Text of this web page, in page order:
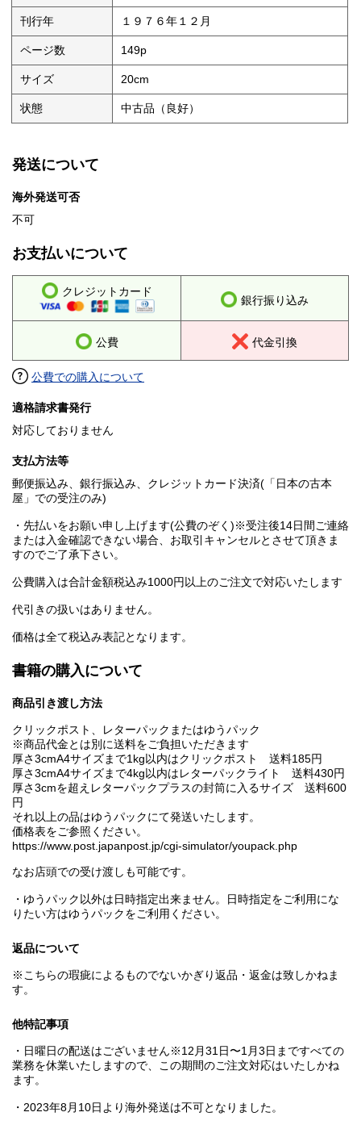
刊行年 １９７６年１２月
ページ数 149p
サイズ 20cm
状態 中古品（良好）
発送について
海外発送可否
不可
お支払いについて
クレジットカード
銀行振り込み
公費 代金引換
公費での購入について
適格請求書発行
対応しておりません
支払方法等
郵便振込み、銀行振込み、クレジットカード決済(「日本の古本
屋」での受注のみ)
・先払いをお願い申し上げます(公費のぞく)※受注後14日間ご連絡
または入金確認できない場合、お取引キャンセルとさせて頂きま
すのでご了承下さい。
公費購入は合計金額税込み1000円以上のご注文で対応いたします
代引きの扱いはありません。
価格は全て税込み表記となります。
書籍の購入について
商品引き渡し方法
クリックポスト、レターパックまたはゆうパック
※商品代金とは別に送料をご負担いただきます
厚さ3cmA4サイズまで1kg以内はクリックポスト 送料185円
厚さ3cmA4サイズまで4kg以内はレターパックライト 送料430円
厚さ3cmを超えレターパックプラスの封筒に入るサイズ 送料600
円
それ以上の品はゆうパックにて発送いたします。
価格表をご参照ください。
https://www.post.japanpost.jp/cgi-simulator/youpack.php
なお店頭での受け渡しも可能です。
・ゆうパック以外は日時指定出来ません。日時指定をご利用にな
りたい方はゆうパックをご利用ください。
返品について
※こちらの瑕疵によるものでないかぎり返品・返金は致しかねま
す。
他特記事項
・日曜日の配送はございません※12月31日〜1月3日まですべての
業務を休業いたしますので、この期間のご注文対応はいたしかね
ます。
・2023年8月10日より海外発送は不可となりました。